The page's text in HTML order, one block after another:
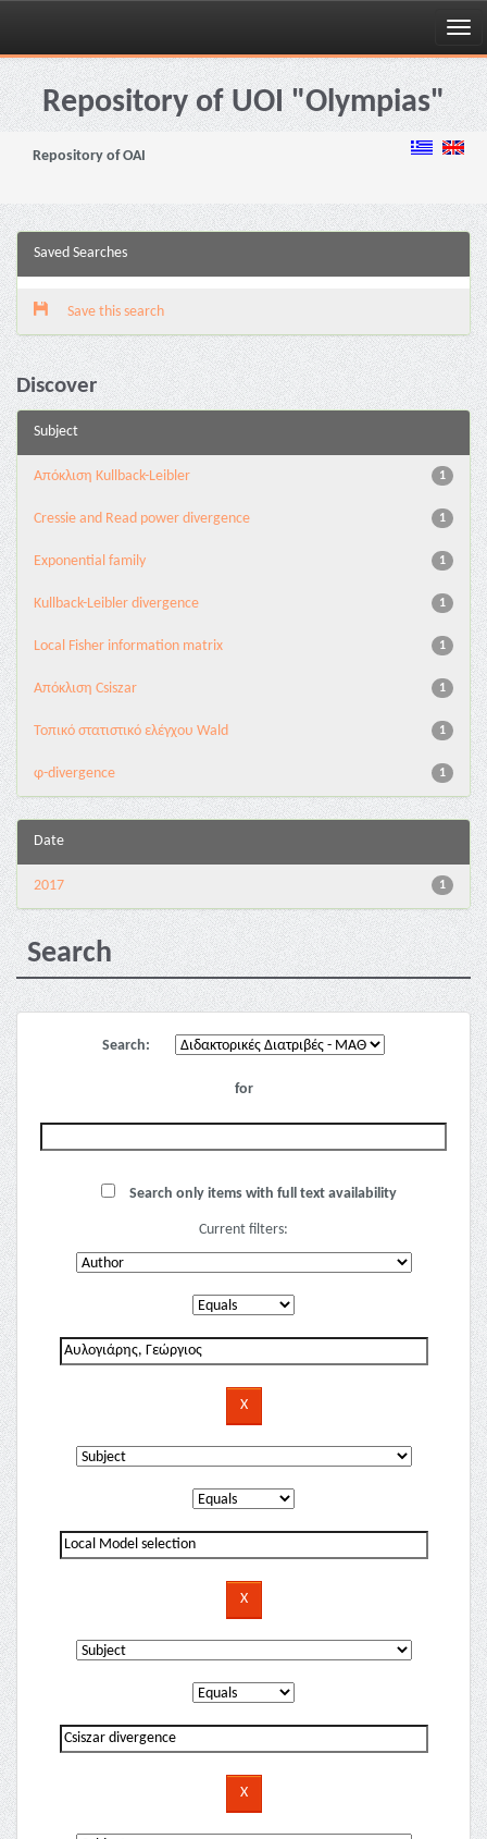
Skip
navigationRepository of UOI "Olympias"
Repository of OAI
Saved Searches
Save this search
Discover
Subject
1
Aπόκλιση Kullback-Leibler
1
Cressie and Read power divergence
1
Exponential family
1
Kullback-Leibler divergence
1
Local Fisher information matrix
1
Απόκλιση Csiszar
1
Τοπικό στατιστικό ελέγχου Wald
1
φ-divergence
Date
1
2017
Search
Search:
for
Search only items with full text availability
Current filters: